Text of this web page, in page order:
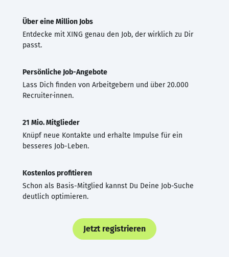
Über eine Million Jobs
Entdecke mit XING genau den Job, der wirklich zu Dir
passt.
Persönliche Job-Angebote
Lass Dich finden von Arbeitgebern und über 20.000
Recruiter·innen.
21 Mio. Mitglieder
Knüpf neue Kontakte und erhalte Impulse für ein
besseres Job-Leben.
Kostenlos profitieren
Schon als Basis-Mitglied kannst Du Deine Job-Suche
deutlich optimieren.
Jetzt registrieren